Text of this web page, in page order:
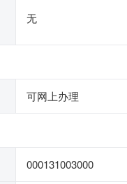
无
可网上办理
000131003000